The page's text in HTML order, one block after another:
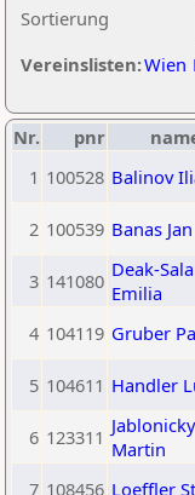
Sortierung
Vereinslisten:Wien
Nr. pnr
1 100528 Balinov
2 100539 Banas Jan
3 141080 Deak-Sala
Emilia
4 104119 Gruber
5 104611 Handler
6 123311 Jablonicky
Martin
7 108456 Loeffler